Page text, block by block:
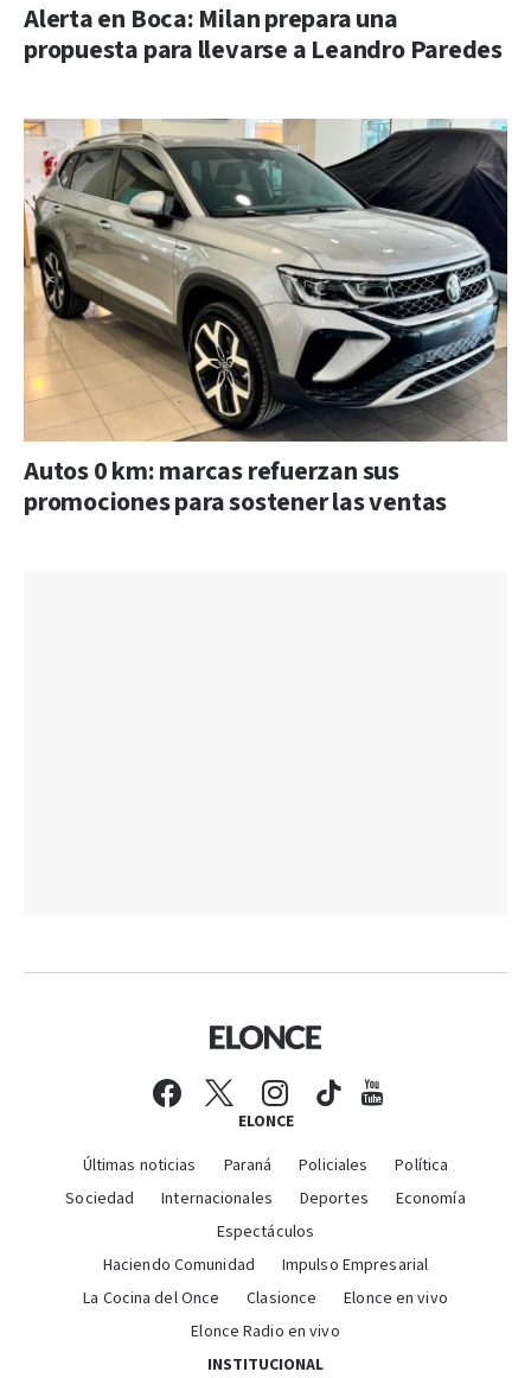
Alerta en Boca: Milan prepara una
propuesta para llevarse a Leandro Paredes
Autos 0 km: marcas refuerzan sus
promociones para sostener las ventas
ELONCE
Últimas noticias Paraná Policiales
Política
Sociedad
Internacionales Deportes
Economía
Espectáculos
Haciendo Comunidad
Impulso Empresarial
La Cocina del Once
Clasionce
Elonce en vivo
Elonce Radio en vivo
INSTITUCIONAL